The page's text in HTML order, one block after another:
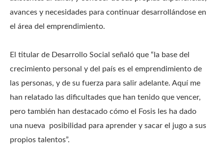
avances y necesidades para continuar desarrollándose en
el área del emprendimiento.
El titular de Desarrollo Social señaló que “la base del
crecimiento personal y del país es el emprendimiento de
las personas, y de su fuerza para salir adelante. Aquí me
han relatado las dificultades que han tenido que vencer,
pero también han destacado cómo el Fosis les ha dado
una nueva posibilidad para aprender y sacar el jugo a sus
propios talentos”.